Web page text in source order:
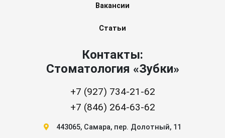
Вакансии
Статьи
Контакты:
Стоматология «Зубки»
+7 (927) 734-21-62
+7 (846) 264-63-62
443065, Самара, пер. Долотный, 11